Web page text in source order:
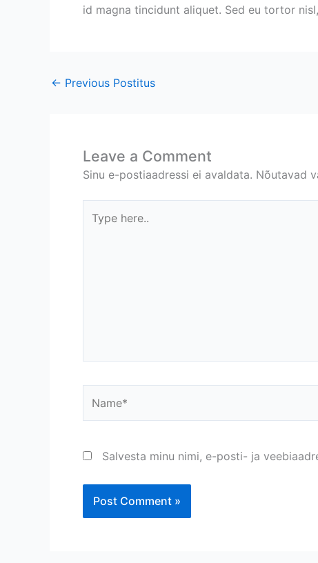
id magna tincidunt aliquet. Sed eu tortor
← Previous Postitus
Leave a Comment
Sinu e-postiaadressi ei avaldata. Nõutavad
here..
Salvesta minu nimi, e-posti- ja